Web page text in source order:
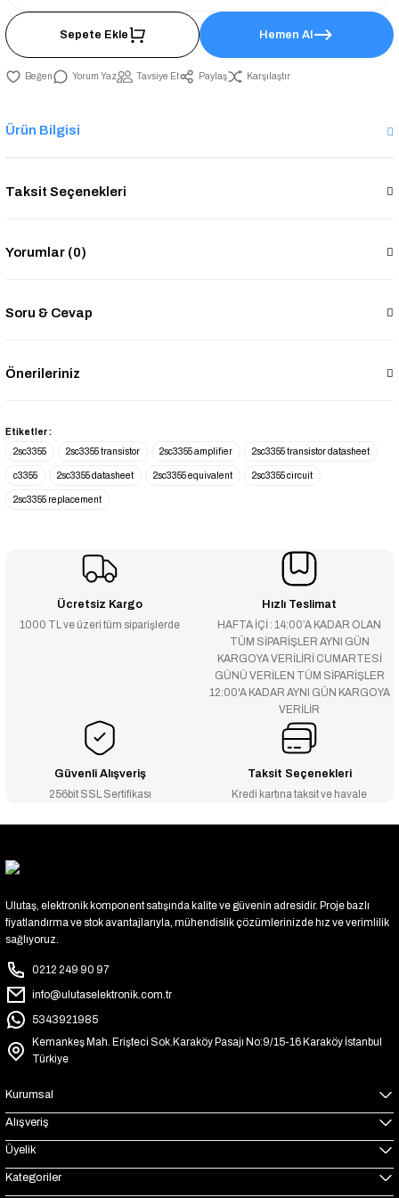
Sepete Ekle Hemen Al
Yorum Yaz Tavsiye Et Paylaş Karşılaştır
Ürün Bilgisi
Taksit Seçenekleri
Yorumlar (0)
Soru & Cevap
Önerileriniz
Etiketler :
2sc3355
2sc3355 transistor 2sc3355 amplifier 2sc3355 transistor datasheet
c3355 2sc3355 datasheet 2sc3355 equivalent 2sc3355 circuit
2sc3355 replacement
Ücretsiz Kargo
1000 TL ve üzeri tüm siparişlerde
Hızlı Teslimat
HAFTA İÇİ : 14:00’A KADAR OLAN
TÜM SİPARİŞLER AYNI GÜN
KARGOYA VERİLİRİ CUMARTESİ
GÜNÜ VERİLEN TÜM SİPARİŞLER
12:00'A KADAR AYNI GÜN KARGOYA
VERİLİR
Güvenli Alışveriş
256bit SSL Sertifikası
Taksit Seçenekleri
Kredi kartına taksit ve havale
Ulutaş, elektronik komponent satışında kalite ve güvenin adresidir. Proje bazlı
fiyatlandırma ve stok avantajlarıyla, mühendislik çözümlerinizde hız ve verimlilik
sağlıyoruz.
0212 249 90 97
info@ulutaselektronik.com.tr
5343921985
Kemankeş Mah. Erişteci Sok.Karaköy Pasajı No:9/15-16 Karaköy İstanbul
Türkiye
Kurumsal
Alışveriş
Üyelik
Kategoriler